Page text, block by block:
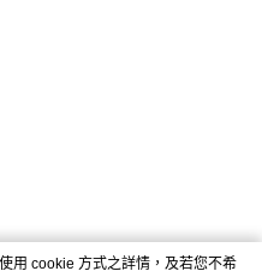
用 cookie 方式之詳情，及若您不希